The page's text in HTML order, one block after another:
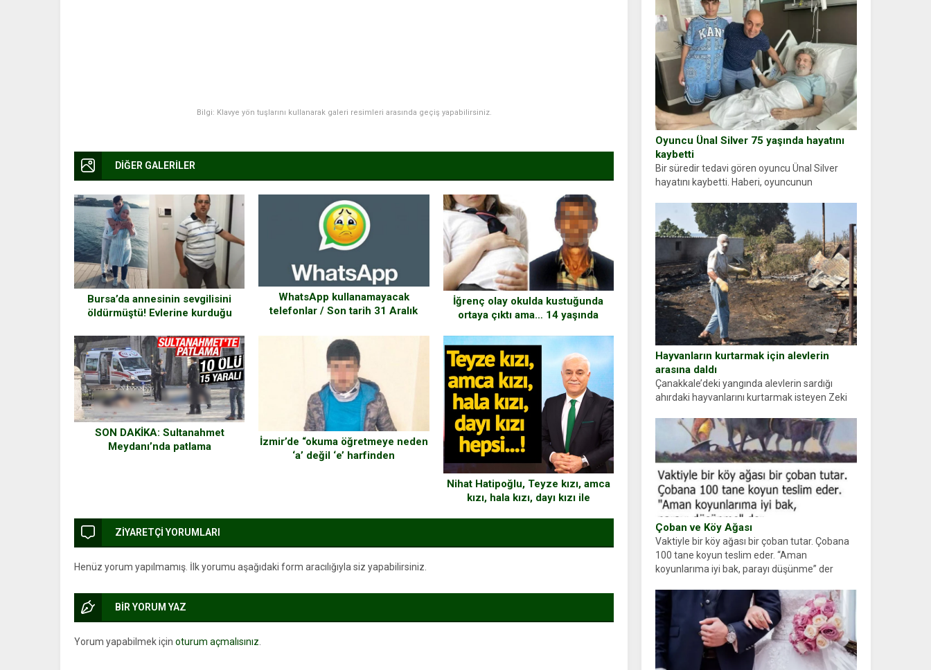
ehliyet ve ruhsat sorup belgelerini istedi.
Sürücü Abdurrahman Ö.nün verdiği evraklarda
eksik olduğunu...
Oyuncu Ünal Silver 75 yaşında hayatını
kaybetti
Bir süredir tedavi gören oyuncu Ünal Silver
hayatını kaybetti. Haberi, oyuncunun
sosyal medya hesabında “Usta Oyuncumuz ve
çok değerli dostumuz...
Hayvanların kurtarmak için alevlerin
arasına daldı
Çanakkale’deki yangında alevlerin sardığı
ahırdaki hayvanlarını kurtarmak isteyen Zeki
ellerinde yanıklar oluşan Demir, kâbus dolu
anları anlattı… Merkeze bağlı...
Çoban ve Köy Ağası
Vaktiyle bir köy ağası bir çoban tutar. Çobana
100 tane koyun teslim eder. “Aman
koyunlarıma iyi bak, parayı düşünme” der
Bilgi: Klavye yön tuşlarını kullanarak galeri resimleri arasında geçiş yapabilirsiniz.
DİĞER GALERİLER
Bursa’da annesinin sevgilisini
öldürmüştü! Evlerine kurduğu
WhatsApp kullanamayacak
telefonlar / Son tarih 31 Aralık
İğrenç olay okulda kustuğunda
ortaya çıktı ama… 14 yaşında
olacak! Bu olay sonucu da ailenin
engelli maaşı kesildi
SON DAKİKA: Sultanahmet
Meydanı’nda patlama
İzmir’de “okuma öğretmeye neden
‘a’ değil ‘e’ harfinden
Nihat Hatipoğlu, Teyze kızı, amca
kızı, hala kızı, dayı kızı ile
ZİYARETÇİ YORUMLARI
Henüz yorum yapılmamış. İlk yorumu aşağıdaki form aracılığıyla siz yapabilirsiniz.
BİR YORUM YAZ
Yorum yapabilmek için oturum açmalısınız